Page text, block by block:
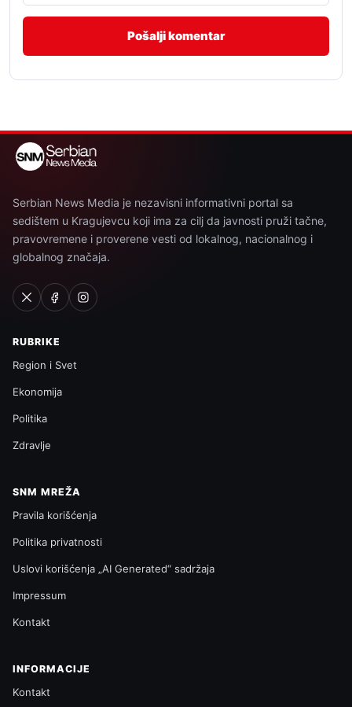
Serbian News Media je nezavisni informativni portal sa
sedištem u Kragujevcu koji ima za cilj da javnosti pruži tačne,
pravovremene i proverene vesti od lokalnog, nacionalnog i
globalnog značaja.
RUBRIKE
Region i Svet
Ekonomija
Politika
Zdravlje
SNM MREŽA
Pravila korišćenja
Politika privatnosti
Uslovi korišćenja „AI Generated“ sadržaja
Impressum
Kontakt
INFORMACIJE
Kontakt